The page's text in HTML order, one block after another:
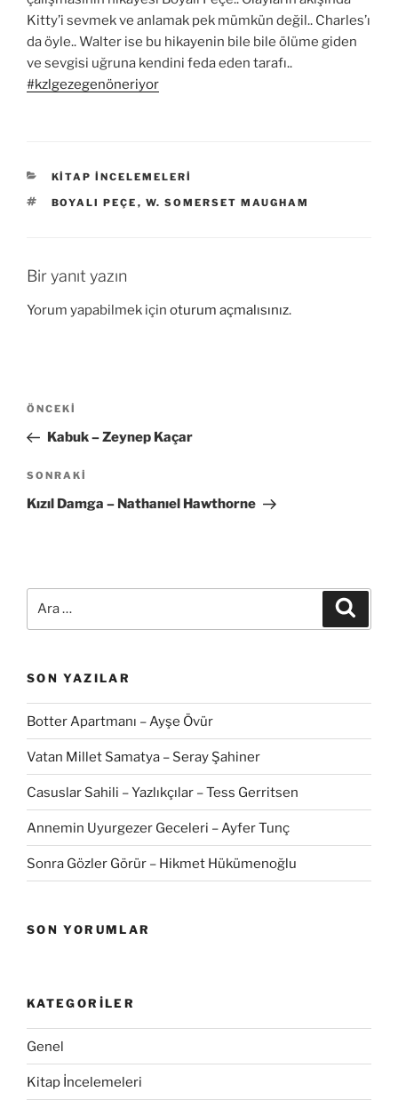
Kitty’i sevmek ve anlamak pek mümkün değil.. Charles’ı
da öyle.. Walter ise bu hikayenin bile bile ölüme giden
ve sevgisi uğruna kendini feda eden tarafı..
#kzlgezegenöneriyor
KATEGORILER
KITAP İNCELEMELERI
ETIKETLER
BOYALI PEÇE , W. SOMERSET MAUGHAM
Bir yanıt yazın
Yorum yapabilmek için oturum açmalısınız.
Yazı
Önceki
Yazı
ÖNCEKI
Kabuk – Zeynep Kaçar
Sonraki
Yazı
SONRAKI
Kızıl Damga – Nathanıel Hawthorne
SON YAZILAR
Botter Apartmanı – Ayşe Övür
Vatan Millet Samatya – Seray Şahiner
Casuslar Sahili – Yazlıkçılar – Tess Gerritsen
Annemin Uyurgezer Geceleri – Ayfer Tunç
Sonra Gözler Görür – Hikmet Hükümenoğlu
SON YORUMLAR
KATEGORILER
Genel
Kitap İncelemeleri